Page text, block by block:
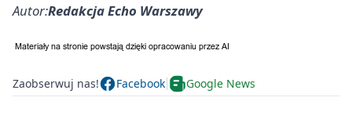
Autor:Redakcja Echo Warszawy
Zaobserwuj nas! Facebook Google News